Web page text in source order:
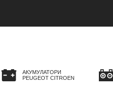
АКУМУЛАТОРИ
PEUGEOT CITROEN